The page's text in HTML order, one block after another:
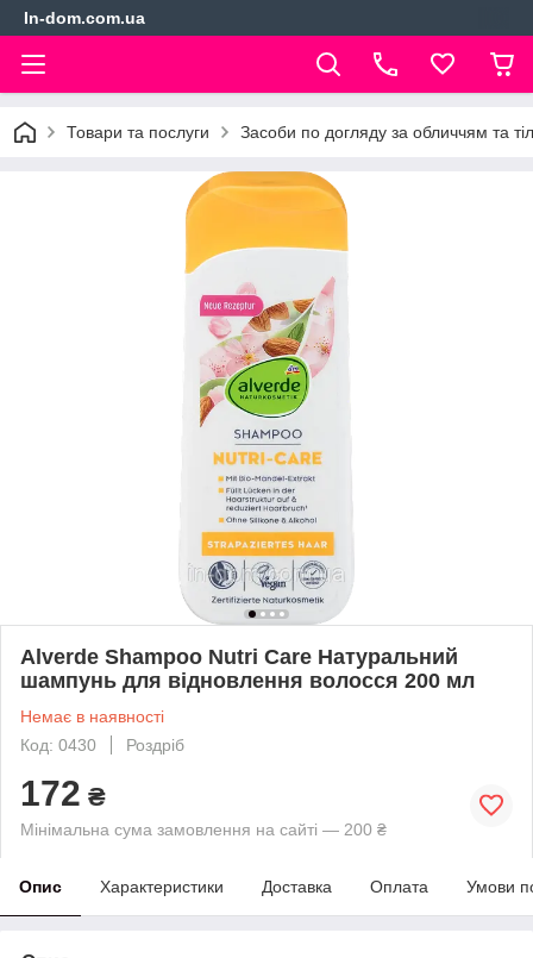
In-dom.com.ua
Товари та послуги Засоби по догляду за обличчям та
Alverde Shampoo Nutri Care Натуральний
шампунь для відновлення волосся 200 мл
Немає в наявності
Код: 0430
Роздріб
172 ₴
Мінімальна сума замовлення на сайті — 200 ₴
Опис Характеристики Доставка Оплата Умови